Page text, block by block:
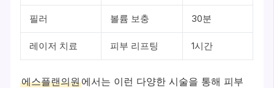
필러 볼륨 보충 30분
레이저 치료 피부 리프팅 1시간
에스플랜의원에서는 이런 다양한 시술을 통해 피부